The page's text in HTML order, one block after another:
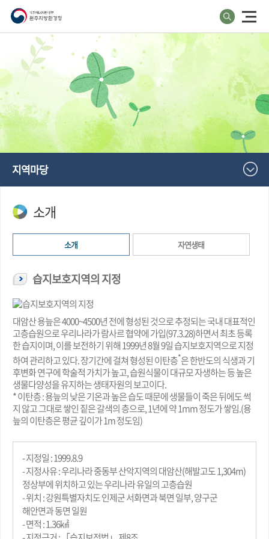
지역마당
소개
소개 자연생태
습지보호지역의 지정
대암산 용늪은 4000~4500년 전에 형성된 것으로 추정되는 국내 대표적인
고층습원으로 우리나라가 람사르 협약에 가입(97.3.28)하면서 최초 등록
한 습지이며, 이를 보전하기 위해 1999년 8월 9일 습지보호지역으로 지정
하여 관리하고 있다. 장기간에 걸쳐 형성된 이탄층*은 한반도의 식생과 기
후변화 연구에 학술적 가치가 높고, 습원식물이 대규모 자생하는 등 높은
생물다양성을 유지하는 생태자원의 보고이다.
* 이탄층 : 용늪의 낮은 기온과 높은 습도 때문에 생물들이 죽은 뒤에도 썩
지 않고 그대로 쌓인 짙은 갈색의 층으로, 1년에 약 1mm 정도가 쌓임.(용
늪의 이탄층은 평균 깊이가 1m 정도임)
- 지정일 : 1999.8.9
- 지정사유 : 우리나라 중동부 산악지역의 대암산(해발고도 1,304m)
정상부에 위치하고 있는 우리나라 유일의 고층습원
- 위치 : 강원특별자치도 인제군 서화면과 북면 일부, 양구군
해안면과 동면 일원
- 면적 : 1.36㎢